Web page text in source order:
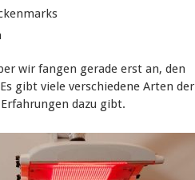
wir fangen gerade erst an, den
gibt viele verschiedene Arten der
dazu gibt.